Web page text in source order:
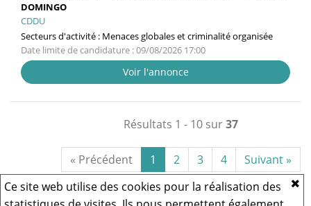
Ce site web utilise des cookies pour la réalisation des
DOMINGO
CDDU
Secteurs d'activité : Menaces globales et criminalité organisée
Date limite de candidature : 09/08/2026 17:00
Voir l'annonce
Résultats 1 - 10 sur37
« Précédent 1 2 3 4 Suivant »